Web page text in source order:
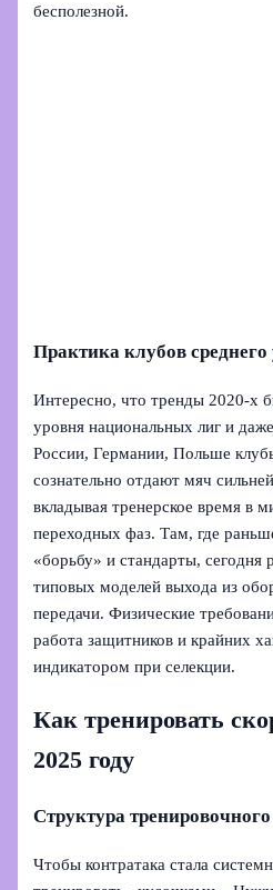
бесполезной.
Практика клубов среднего
Интересно, что тренды 2020-х
уровня национальных лиг и
России, Германии, Польше
сознательно отдают мяч
вкладывая тренерское время в
переходных фаз. Там, где
«борьбу» и стандарты, сегодня
типовых моделей выхода из
передачи. Физические
работа защитников и крайних
индикатором при селекции.
Как тренировать
2025 году
Структура
Чтобы контратака стала